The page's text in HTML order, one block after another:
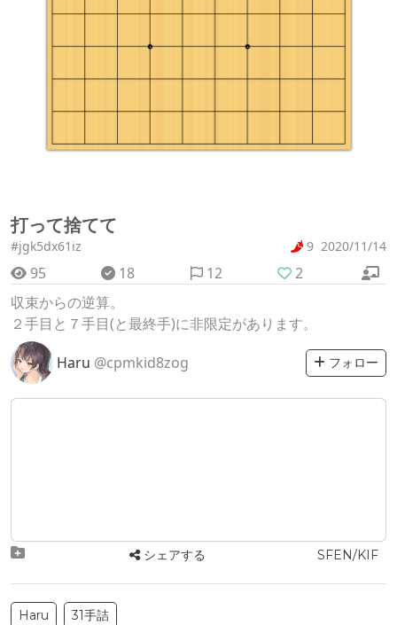
打って捨てて
#jgk5dx61iz 9 2020/11/14
95 18 12
2
収束からの逆算。
２手目と７手目(と最終手)に非限定があります。
Haru @cpmkid8zog フォロー
シェアする SFEN/KIF
Haru 31手詰